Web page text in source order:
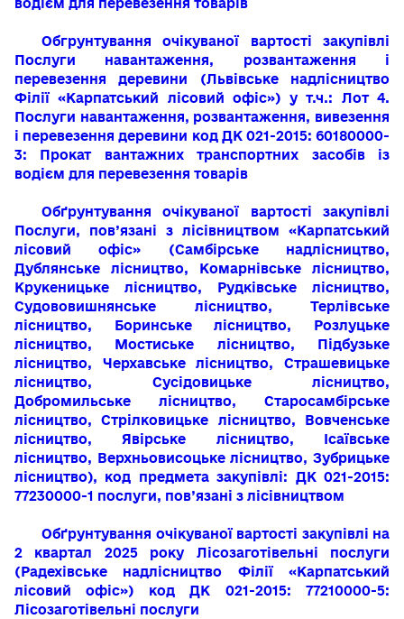
Обгрунтування очікуваної вартості закупівлі
Послуги навантаження, розвантаження і
перевезення деревини (Львівське надлісництво
Філії «Карпатський лісовий офіс») у т.ч.: Лот 4.
Послуги навантаження, розвантаження, вивезення
і перевезення деревини код ДК 021-2015: 60180000-
3: Прокат вантажних транспортних засобів із
водієм для перевезення товарів
Обґрунтування очікуваної вартості закупівлі
Послуги, пов’язані з лісівництвом «Карпатський
лісовий офіс» (Самбірське надлісництво,
Дублянське лісництво, Комарнівське лісництво,
Крукеницьке лісництво, Рудківське лісництво,
Судововишнянське лісництво, Терлівське
лісництво, Боринське лісництво, Розлуцьке
лісництво, Мостиське лісництво, Підбузьке
лісництво, Черхавське лісництво, Страшевицьке
лісництво, Сусідовицьке лісництво,
Добромильське лісництво, Старосамбірське
лісництво, Стрілковицьке лісництво, Вовченське
лісництво, Явірське лісництво, Ісаївське
лісництво, Верхньовисоцьке лісництво, Зубрицьке
лісництво), код предмета закупівлі: ДК 021-2015:
77230000-1 послуги, пов’язані з лісівництвом
Обґрунтування очікуваної вартості закупівлі на
2 квартал 2025 року Лісозаготівельні послуги
(Радехівське надлісництво Філії «Карпатський
лісовий офіс») код ДК 021-2015: 77210000-5:
Лісозаготівельні послуги